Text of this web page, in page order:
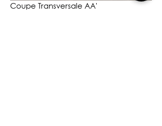
Coupe Transversale AA'